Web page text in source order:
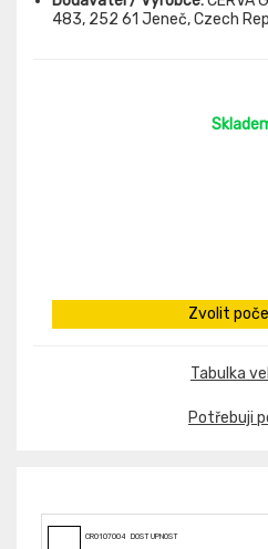
483, 252 61 Jeneč, Czech
Zvolit
Tabulka
Potřebuji
CR0107004899DOSTUPNOST